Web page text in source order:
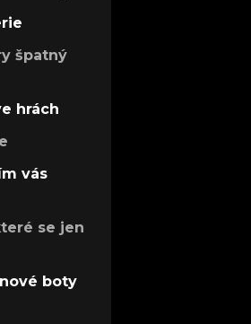
špatný
hrách
vás
se jen
boty